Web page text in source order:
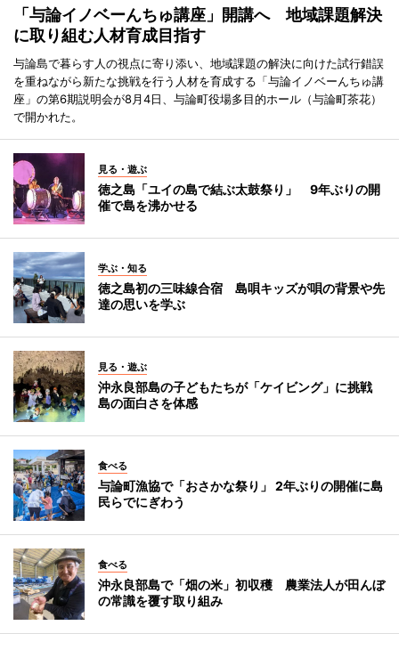
「与論イノベーんちゅ講座」開講へ 地域課題解決
に取り組む人材育成目指す
与論島で暮らす人の視点に寄り添い、地域課題の解決に向けた試行錯誤
を重ねながら新たな挑戦を行う人材を育成する「与論イノベーんちゅ講
座」の第6期説明会が8月4日、与論町役場多目的ホール（与論町茶花）
で開かれた。
見る・遊ぶ
徳之島「ユイの島で結ぶ太鼓祭り」 9年ぶりの開
催で島を沸かせる
学ぶ・知る
徳之島初の三味線合宿 島唄キッズが唄の背景や先
達の思いを学ぶ
見る・遊ぶ
沖永良部島の子どもたちが「ケイビング」に挑戦
島の面白さを体感
食べる
与論町漁協で「おさかな祭り」 2年ぶりの開催に島
民らでにぎわう
食べる
沖永良部島で「畑の米」初収穫 農業法人が田んぼ
の常識を覆す取り組み